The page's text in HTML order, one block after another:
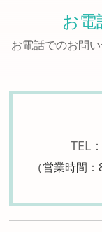
お電
お電話でのお問
TEL：
（営業時間